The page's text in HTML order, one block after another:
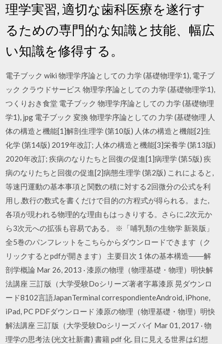
理学実習, 適切な歯科医療を遂行す
るための専門的な知識と技能、幅広
い知識を修得する。
電子ブック wiki 物理学序論としての 力学 (基礎物理学1), 電子ブ
ック クラウドサービス 物理学序論としての 力学 (基礎物理学1),
つくりおき食堂 電子ブック 物理学序論としての 力学 (基礎物理
学1), jpg 電子ブック 変換 物理学序論としての 力学 (基礎物理 人
体の構造と機能[1]解剖生理学 (第10版) 人体の構造と機能[2]生
化学 (第14版) 2019年改訂; 人体の構造と機能[3]栄養学 (第13版)
2020年改訂; 疾病のなりたちと回復の促進[1]病理学 (第5版) 疾
病のなりたちと回復の促進[2]病態生理学 (第2版) これによると,
等速円運動の基本事項と関数の積に対する2回微分の公式を利
用し,数行の数式を書くだけで目的の方程式が得られる。また,
各項が現われる物理的な理由もはっきりする。さらに,2次元か
ら3次元への拡張も容易である。 ※「哺乳類の生物学 新装版」
全5巻のパンフレットをこちらからダウンロードできます（ク
リックするとpdfが開きます） 主要目次 1 体の基本構造――解
剖学概論 Mar 26, 2013 · 漆原の物理（物理基礎・物理）明快解
法講座 三訂版（大学受験Doシリーズ著者字幕漆原 晃ダウンロ
ード8102言語JapanTerminal correspondienteAndroid, iPhone,
iPad, PC PDFダウンロード 漆原の物理（物理基礎・物理）明快
解法講座 三訂版（大学受験Doシリーズ バイ Mar 01, 2017 · 物
理学の思考法 (光文社新書) 書籍 pdf 化. 目に見える世界は幻想